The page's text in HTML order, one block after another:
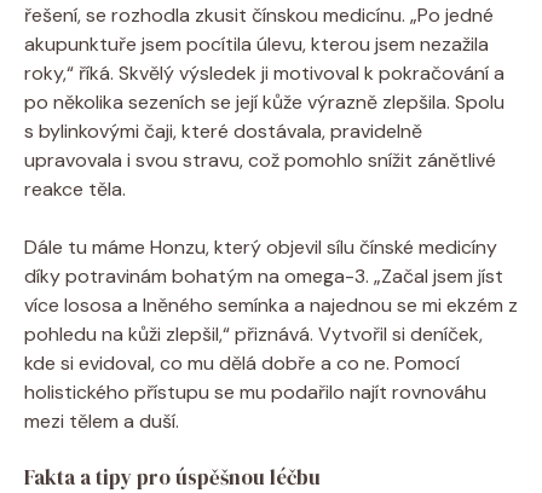
řešení, se rozhodla zkusit čínskou medicínu. „Po jedné
akupunktuře jsem pocítila úlevu, ⁣kterou jsem ⁢nezažila
roky,“ říká. Skvělý výsledek ji motivoval k pokračování a ​
po ‍několika sezeních se její kůže výrazně zlepšila. Spolu⁣
s bylinkovými čaji, které dostávala, pravidelně
upravovala⁢ i svou stravu, což pomohlo snížit zánětlivé
reakce těla.
Dále tu máme Honzu, který objevil sílu ⁣čínské medicíny
díky potravinám ‍bohatým ‌na omega-3. „Začal⁤ jsem⁤ jíst
více lososa ⁢a ‍lněného semínka a najednou se mi ekzém z
‍pohledu na kůži zlepšil,“ přiznává. Vytvořil si deníček,⁤
kde si ⁤evidoval,⁣ co mu ⁣dělá⁣ dobře a co ne. Pomocí⁤
holistického ​přístupu se mu podařilo‌ najít⁤ rovnováhu
mezi tělem a duší.
Fakta ​a​ tipy pro úspěšnou léčbu